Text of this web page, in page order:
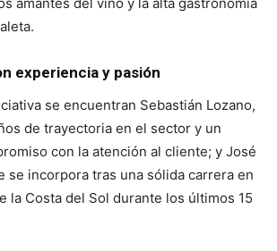
experiencia y pasión
se encuentran Sebastián Lozano,
de trayectoria en el sector y un
con la atención al cliente; y José
se incorpora tras una sólida carrera en
la Costa del Sol durante los últimos 15